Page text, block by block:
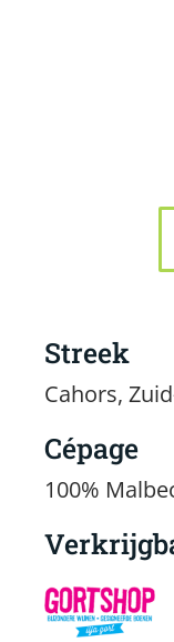
Streek
Cahors,
Cépage
100%